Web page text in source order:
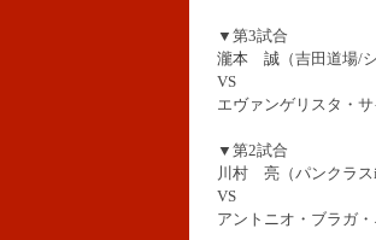
▼第3試合
瀧本 誠（吉田道場/
VS
エヴァンゲリスタ・
▼第2試合
川村 亮（パンクラス
VS
アントニオ・ブラガ